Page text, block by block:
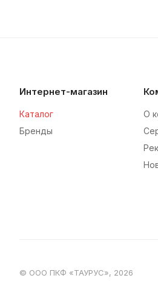
Интернет-магазин
Каталог
Бренды
О
© ООО ПКФ «ТАУРУС», 2026